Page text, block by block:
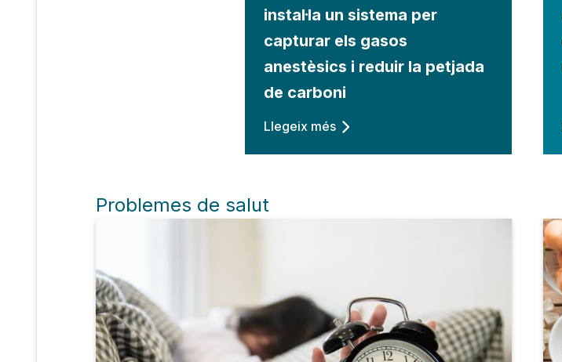
instal·la un sistema per
capturar els gasos
anestèsics i reduir la petjada
de carboni
Llegeix més
Problemes de salut